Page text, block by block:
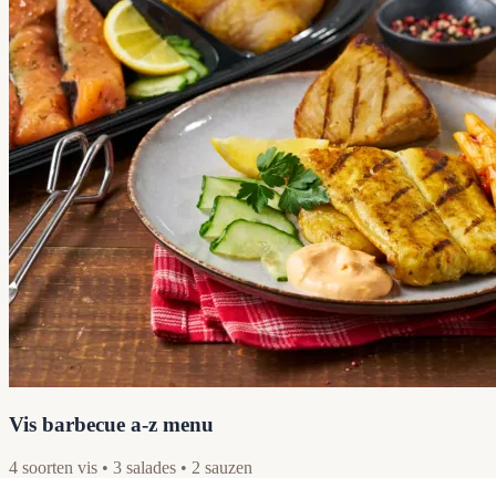
Vis barbecue a-z menu
4 soorten vis • 3 salades • 2 sauzen